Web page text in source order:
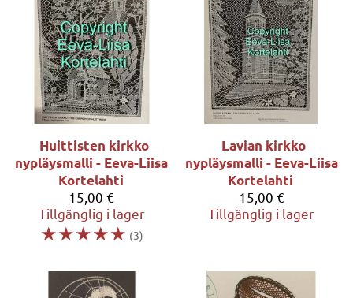
Huittisten kirkko
nypläysmalli - Eeva-Liisa
Kortelahti
15,00 €
Tillgänglig i lager
☆☆☆☆☆ (3)
Lavian kirkko
nypläysmalli - Eeva-Liisa
Kortelahti
15,00 €
Tillgänglig i lager